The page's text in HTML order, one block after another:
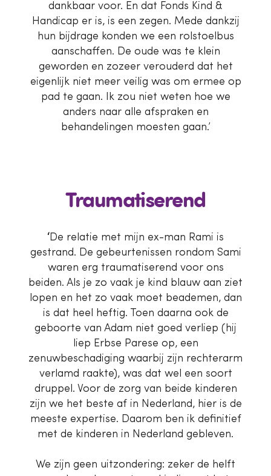
dankbaar voor. En dat Fonds Kind &
Handicap er is, is een zegen. Mede dankzij
hun bijdrage konden we een rolstoelbus
aanschaffen. De oude was te klein
geworden en zozeer verouderd dat het
eigenlijk niet meer veilig was om ermee op
pad te gaan. Ik zou niet weten hoe we
anders naar alle afspraken en
behandelingen moesten gaan.’
Traumatiserend
‘ De relatie met mijn ex-man Rami is
gestrand. De gebeurtenissen rondom Sami
waren erg traumatiserend voor ons
beiden. Als je zo vaak je kind blauw aan ziet
lopen en het zo vaak moet beademen, dan
is dat heel heftig. Toen daarna ook de
geboorte van Adam niet goed verliep (hij
liep Erbse Parese op, een
zenuwbeschadiging waarbij zijn rechterarm
verlamd raakte), was dat wel een soort
druppel. Voor de zorg van beide kinderen
zijn we het beste af in Nederland, hier is de
meeste expertise. Daarom ben ik definitief
met de kinderen in Nederland gebleven.
We zijn geen uitzondering: zeker de helft